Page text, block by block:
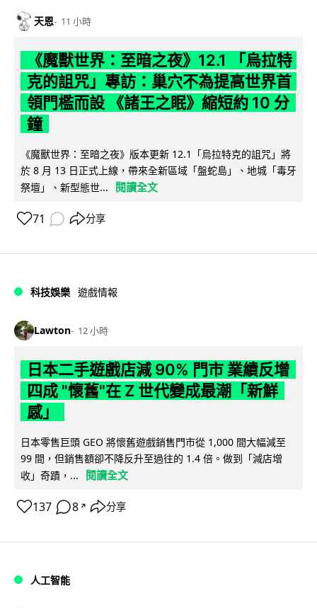
天恩 11 小時
《魔獸世界：至暗之夜》12.1 「烏拉特
克的詛咒」專訪：巢穴不為提高世界首
領門檻而設 《諸王之眠》縮短約 10 分
鐘
《魔獸世界：至暗之夜》版本更新 12.1「烏拉特克的詛咒」將
於 8 月 13 日正式上線，帶來全新區域「盤蛇島」、地城「毒牙
祭壇」、新型態世...
閱讀全文
71 分享
科技娛樂 遊戲情報
Lawton 12 小時
日本二手遊戲店減 90% 門市 業績反增
四成 "懷舊"在 Z 世代變成最潮「新鮮
感」
日本零售巨頭 GEO 將懷舊遊戲銷售門市從 1,000 間大幅減至
99 間，但銷售額卻不降反升至過往的 1.4 倍。做到「減店增
收」奇蹟，...
閱讀全文
137 8 ↗ 分享
人工智能